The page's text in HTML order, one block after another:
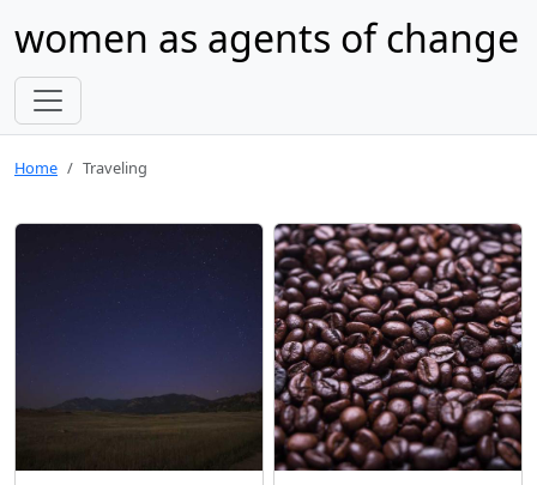
women as agents of change
Home Traveling